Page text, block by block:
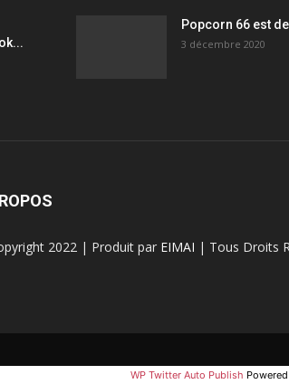
Popcorn 66 est
3 décembre 2020
2022 | Produit par EIMAI | Tous Droits
WP Twitter Auto Publish